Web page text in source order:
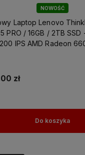
NOWOŚĆ
Laptop Lenovo
/ 16GB / 2TB SSD - 16" WUXGA
IPS AMD Radeon
zł
Do koszyka